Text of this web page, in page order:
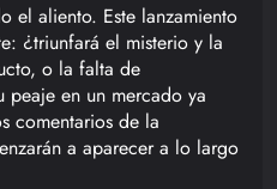
el aliento. Este lanzamiento
¿triunfará el misterio y la
o la falta de
peaje en un mercado ya
comentarios de la
a aparecer a lo largo